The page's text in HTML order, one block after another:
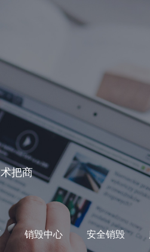
销毁中心 安全销毁
把商